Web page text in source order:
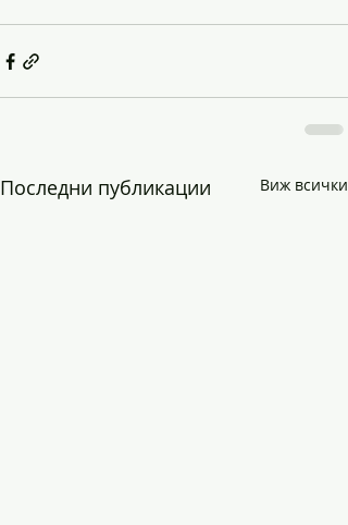
Последни публикации Виж всички